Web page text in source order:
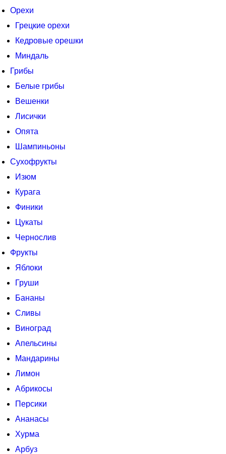
Орехи
Грецкие орехи
Кедровые орешки
Миндаль
Грибы
Белые грибы
Вешенки
Лисички
Опята
Шампиньоны
Сухофрукты
Изюм
Курага
Финики
Цукаты
Чернослив
Фрукты
Яблоки
Груши
Бананы
Сливы
Виноград
Апельсины
Мандарины
Лимон
Абрикосы
Персики
Ананасы
Хурма
Арбуз